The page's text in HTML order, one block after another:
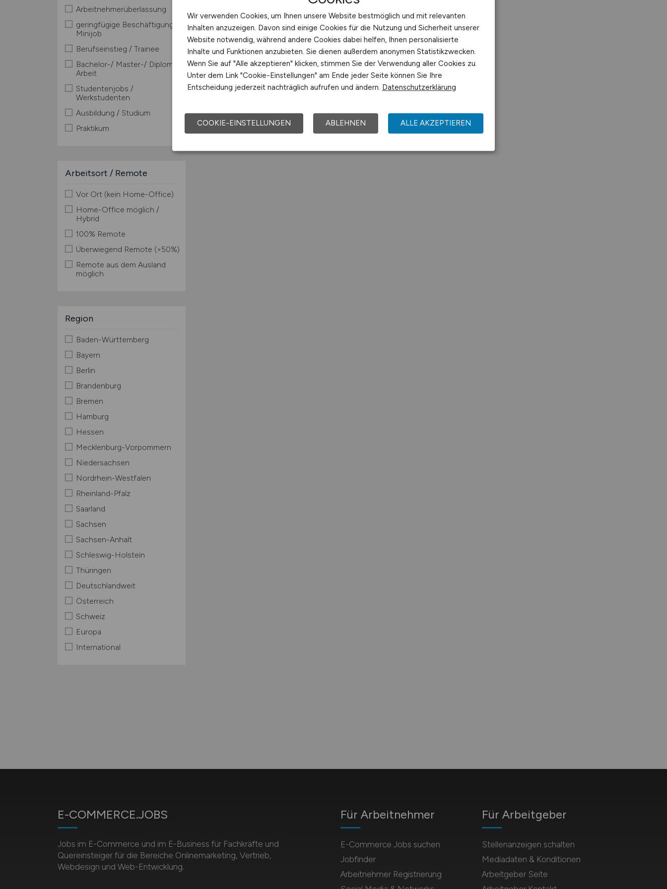
Arbeitnehmerüberlassung
geringfügige Beschäftigung /
Minijob
Berufseinstieg / Trainee
Bachelor-/ Master-/ Diplom-
Arbeit
Studentenjobs /
Werkstudenten
Ausbildung / Studium
Praktikum
Arbeitsort / Remote
Vor Ort (kein Home-Office)
Home-Office möglich /
Hybrid
100% Remote
Überwiegend Remote (>50%)
Remote aus dem Ausland
möglich
Region
Baden-Württemberg
Bayern
Berlin
Brandenburg
Bremen
Hamburg
Hessen
Mecklenburg-Vorpommern
Niedersachsen
Nordrhein-Westfalen
Rheinland-Pfalz
Saarland
Sachsen
Sachsen-Anhalt
Schleswig-Holstein
Thüringen
Deutschlandweit
Österreich
Schweiz
Europa
International
E-COMMERCE.JOBS
Jobs im E-Commerce und im E-Business für Fachkräfte und
Quereinsteiger für die Bereiche Onlinemarketing, Vertrieb,
Webdesign und Web-Entwicklung.
Für Arbeitnehmer
E-Commerce Jobs suchen
Jobfinder
Arbeitnehmer Registrierung
Für Arbeitgeber
Stellenanzeigen schalten
Mediadaten & Konditionen
Arbeitgeber Seite
Wir verwenden Cookies, um Ihnen unsere Website bestmöglich und mit relevanten
Inhalten anzuzeigen. Davon sind einige Cookies für die Nutzung und Sicherheit unserer
Website notwendig, während andere Cookies dabei helfen, Ihnen personalisierte
Inhalte und Funktionen anzubieten. Sie dienen außerdem anonymen Statistikzwecken.
Wenn Sie auf "Alle akzeptieren" klicken, stimmen Sie der Verwendung aller Cookies zu.
Unter dem Link "Cookie-Einstellungen" am Ende jeder Seite können Sie Ihre
Entscheidung jederzeit nachträglich aufrufen und ändern. Datenschutzerklärung
COOKIE-EINSTELLUNGEN ABLEHNEN ALLE AKZEPTIEREN